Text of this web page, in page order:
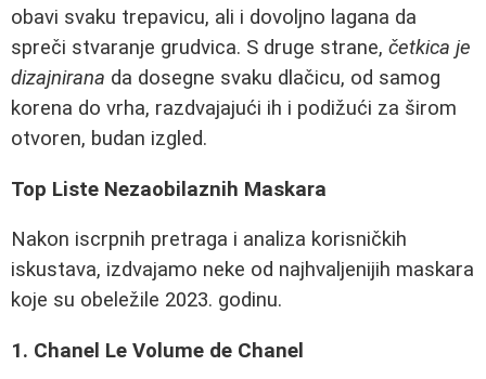
obavi svaku trepavicu, ali i dovoljno lagana da
spreči stvaranje grudvica. S druge strane, četkica je
dizajnirana da dosegne svaku dlačicu, od samog
korena do vrha, razdvajajući ih i podižući za širom
otvoren, budan izgled.
Top Liste Nezaobilaznih Maskara
Nakon iscrpnih pretraga i analiza korisničkih
iskustava, izdvajamo neke od najhvaljenijih maskara
koje su obeležile 2023. godinu.
1. Chanel Le Volume de Chanel